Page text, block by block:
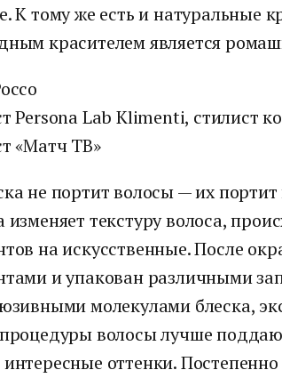
К тому же есть и натуральные
красителем является
Persona Lab Klimenti, стилист
«Матч ТВ»
не портит волосы — их
изменяет текстуру волоса,
на искусственные. После
и упакован различными
молекулами блеска,
волосы лучше
оттенки.